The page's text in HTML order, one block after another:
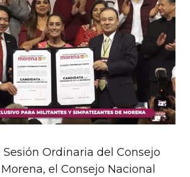
Sesión Ordinaria del Consejo
el Consejo Nacional